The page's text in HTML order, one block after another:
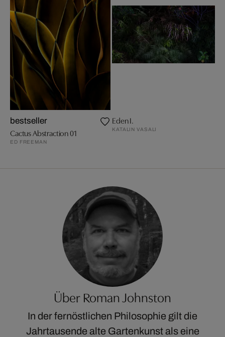
bestseller
Cactus Abstraction 01
ED FREEMAN
Eden I.
KATALIN VASALI
Über Roman Johnston
In der fernöstlichen Philosophie gilt die
Jahrtausende alte Gartenkunst als eine